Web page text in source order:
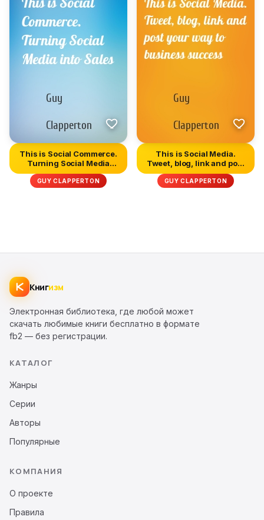
This is Social Commerce.
Turning Social Media
into...
GUY CLAPPERTON
This is Social Media.
Tweet, blog, link and post
y...
GUY CLAPPERTON
Книгизм
Электронная библиотека, где любой может
скачать любимые книги бесплатно в формате
fb2 — без регистрации.
КАТАЛОГ
Жанры
Серии
Авторы
Популярные
КОМПАНИЯ
О проекте
Правила